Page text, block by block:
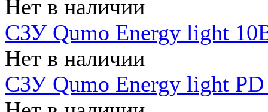
Нет в наличии
СЗУ Qumo Energy light
Нет в наличии
СЗУ Qumo Energy light